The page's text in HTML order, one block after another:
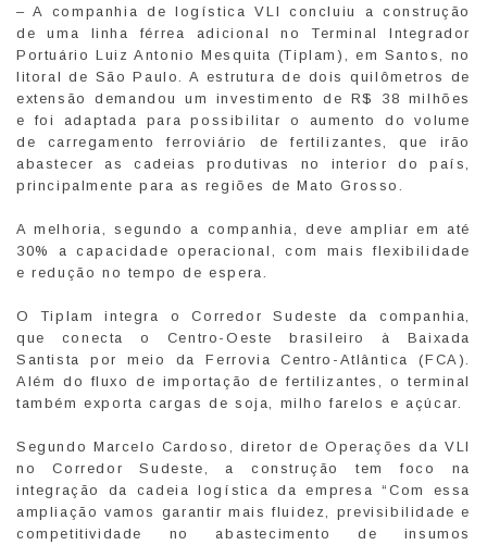
– A companhia de logística VLI concluiu a construção
de uma linha férrea adicional no Terminal Integrador
Portuário Luiz Antonio Mesquita (Tiplam), em Santos, no
litoral de São Paulo. A estrutura de dois quilômetros de
extensão demandou um investimento de R$ 38 milhões
e foi adaptada para possibilitar o aumento do volume
de carregamento ferroviário de fertilizantes, que irão
abastecer as cadeias produtivas no interior do país,
principalmente para as regiões de Mato Grosso.
A melhoria, segundo a companhia, deve ampliar em até
30% a capacidade operacional, com mais flexibilidade
e redução no tempo de espera.
O Tiplam integra o Corredor Sudeste da companhia,
que conecta o Centro-Oeste brasileiro à Baixada
Santista por meio da Ferrovia Centro-Atlântica (FCA).
Além do fluxo de importação de fertilizantes, o terminal
também exporta cargas de soja, milho farelos e açúcar.
Segundo Marcelo Cardoso, diretor de Operações da VLI
no Corredor Sudeste, a construção tem foco na
integração da cadeia logística da empresa “Com essa
ampliação vamos garantir mais fluidez, previsibilidade e
competitividade no abastecimento de insumos